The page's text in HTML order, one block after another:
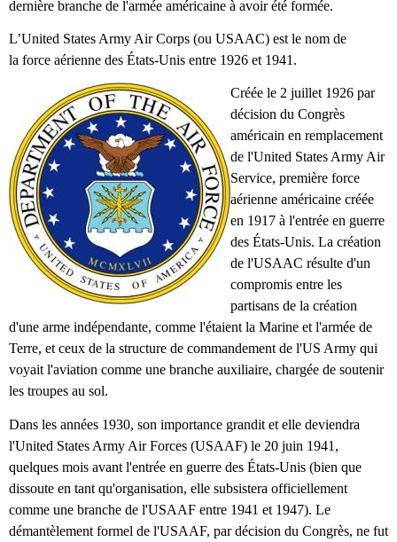
dernière branche de l'armée américaine à avoir été formée.
L’United States Army Air Corps (ou USAAC) est le nom de
la force aérienne des États-Unis entre 1926 et 1941.
Créée le 2 juillet 1926 par
décision du Congrès
américain en remplacement
de l'United States Army Air
Service, première force
aérienne américaine créée
en 1917 à l'entrée en guerre
des États-Unis. La création
de l'USAAC résulte d'un
compromis entre les
partisans de la création
d'une arme indépendante, comme l'étaient la Marine et l'armée de
Terre, et ceux de la structure de commandement de l'US Army qui
voyait l'aviation comme une branche auxiliaire, chargée de soutenir
les troupes au sol.
Dans les années 1930, son importance grandit et elle deviendra
l'United States Army Air Forces (USAAF) le 20 juin 1941,
quelques mois avant l'entrée en guerre des États-Unis (bien que
dissoute en tant qu'organisation, elle subsistera officiellement
comme une branche de l'USAAF entre 1941 et 1947). Le
démantèlement formel de l'USAAF, par décision du Congrès, ne fut